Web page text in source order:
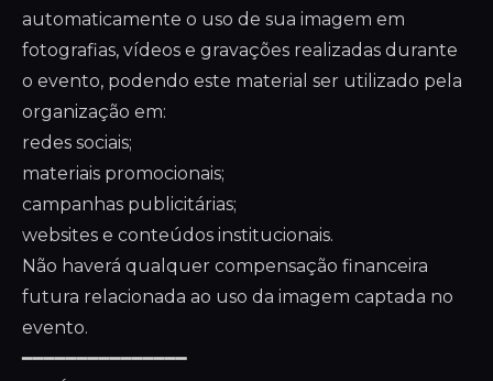
automaticamente o uso de sua imagem em
fotografias, vídeos e gravações realizadas durante
o evento, podendo este material ser utilizado pela
organização em:
redes sociais;
materiais promocionais;
campanhas publicitárias;
websites e conteúdos institucionais.
Não haverá qualquer compensação financeira
futura relacionada ao uso da imagem captada no
evento.
━━━━━━━━━━━━━━━